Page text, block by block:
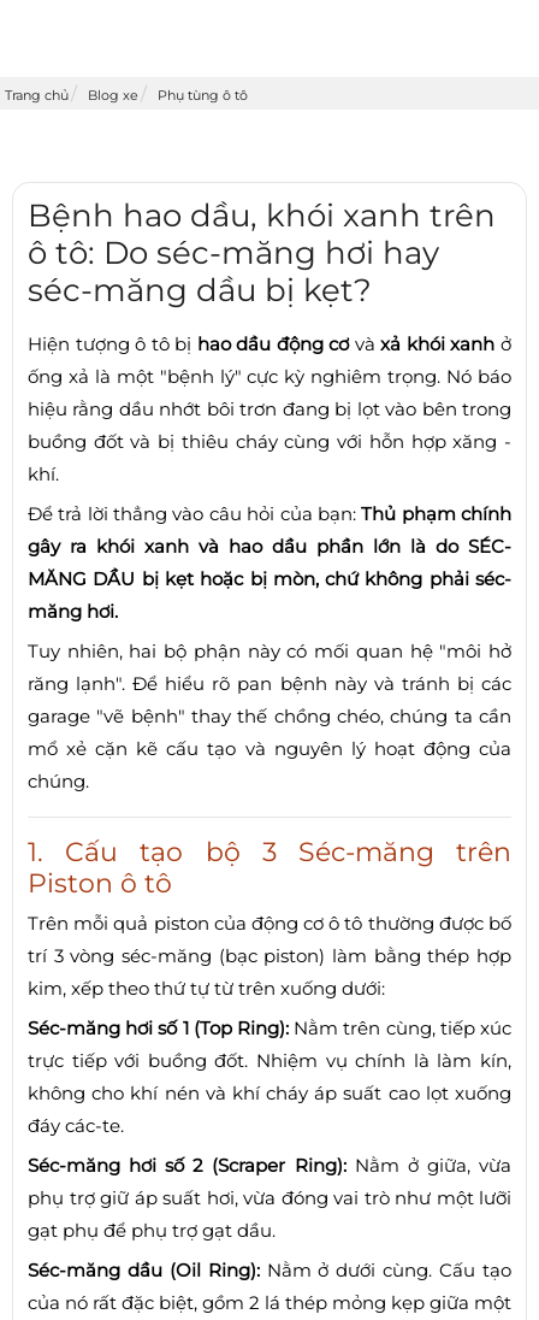
Trang chủ Blog xe Phụ tùng ô tô
Bệnh hao dầu, khói xanh trên
ô tô: Do séc-măng hơi hay
séc-măng dầu bị kẹt?
Hiện tượng ô tô bị hao dầu động cơvàxả khói xanh ở
ống xả là một "bệnh lý" cực kỳ nghiêm trọng. Nó báo
hiệu rằng dầu nhớt bôi trơn đang bị lọt vào bên trong
buồng đốt và bị thiêu cháy cùng với hỗn hợp xăng -
khí.
Để trả lời thẳng vào câu hỏi của bạn:Thủ phạm chính
gây ra khói xanh và hao dầu phần lớn là do SÉC-
MĂNG DẦU bị kẹt hoặc bị mòn, chứ không phải séc-
măng hơi.
Tuy nhiên, hai bộ phận này có mối quan hệ "môi hở
răng lạnh". Để hiểu rõ pan bệnh này và tránh bị các
garage "vẽ bệnh" thay thế chồng chéo, chúng ta cần
mổ xẻ cặn kẽ cấu tạo và nguyên lý hoạt động của
chúng.
1. Cấu tạo bộ 3 Séc-măng trên
Piston ô tô
Trên mỗi quả piston của động cơ ô tô thường được bố
trí 3 vòng séc-măng (bạc piston) làm bằng thép hợp
kim, xếp theo thứ tự từ trên xuống dưới:
Séc-măng hơi số 1 (Top Ring): Nằm trên cùng, tiếp xúc
trực tiếp với buồng đốt. Nhiệm vụ chính là làm kín,
không cho khí nén và khí cháy áp suất cao lọt xuống
đáy các-te.
Séc-măng hơi số 2 (Scraper Ring):Nằm ở giữa, vừa
phụ trợ giữ áp suất hơi, vừa đóng vai trò như một lưỡi
gạt phụ để phụ trợ gạt dầu.
Séc-măng dầu (Oil Ring):Nằm ở dưới cùng. Cấu tạo
của nó rất đặc biệt, gồm 2 lá thép mỏng kẹp giữa một